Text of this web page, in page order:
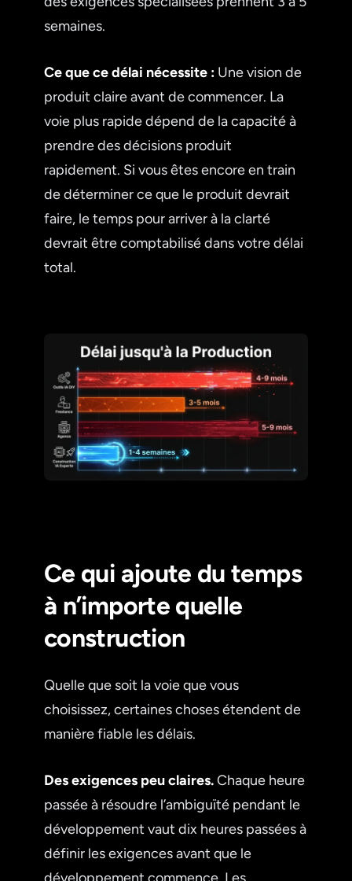
semaines.
Ce que ce délai nécessite : Une vision de
produit claire avant de commencer. La
voie plus rapide dépend de la capacité à
prendre des décisions produit
rapidement. Si vous êtes encore en train
de déterminer ce que le produit devrait
faire, le temps pour arriver à la clarté
devrait être comptabilisé dans votre délai
total.
Ce qui ajoute du temps
à n’importe quelle
construction
Quelle que soit la voie que vous
choisissez, certaines choses étendent de
manière fiable les délais.
Des exigences peu claires.Chaque heure
passée à résoudre l’ambiguïté pendant le
développement vaut dix heures passées à
définir les exigences avant que le